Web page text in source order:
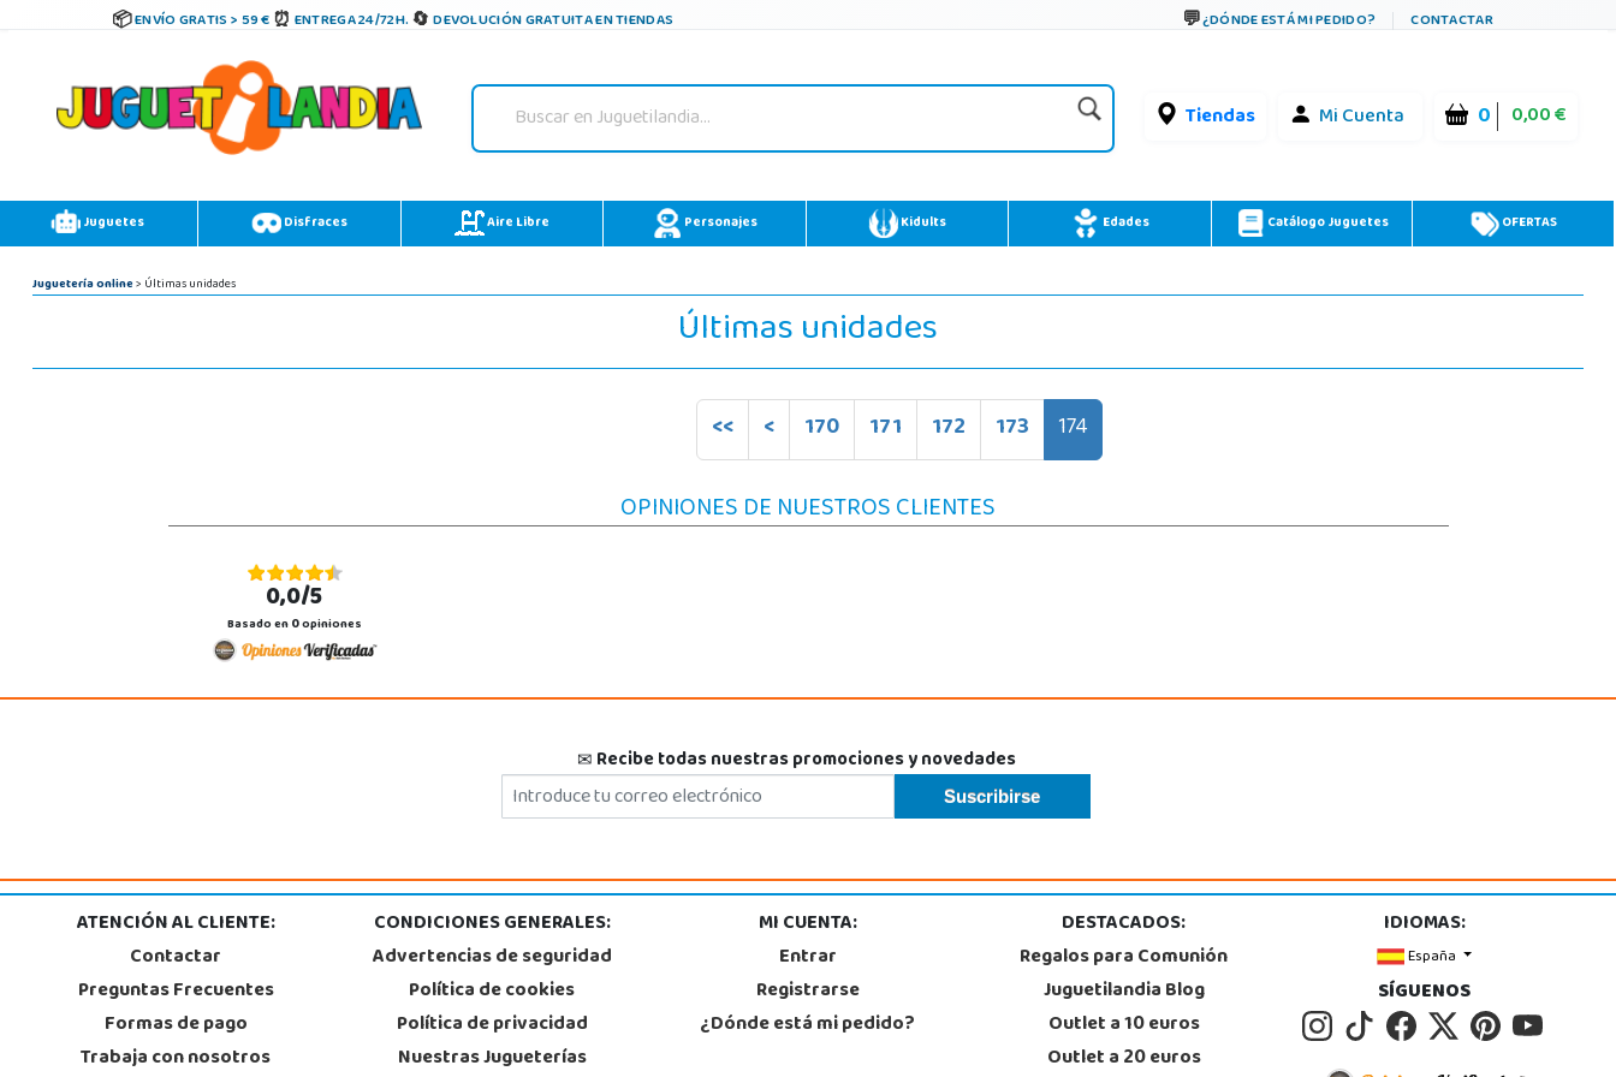
ENVÍO GRATIS > 59 € ENTREGA 24/72H. DEVOLUCIÓN GRATUITA EN TIENDAS ¿DÓNDE ESTÁ MI PEDIDO? CONTACTAR
Tiendas Mi Cuenta 0 0,00 €
Juguetes Disfraces Aire Libre Personajes Kidults Edades Catálogo Juguetes OFERTAS
Juguetería online> Últimas unidades
Últimas unidades
<< < 170 171 172 173 174
OPINIONES DE NUESTROS CLIENTES
0,0/5
Basado en0opiniones
Recibe todas nuestras promociones y novedades
ATENCIÓN AL CLIENTE:
Contactar
Preguntas Frecuentes
Formas de pago
Trabaja con nosotros
CONDICIONES GENERALES:
Advertencias de seguridad
Política de cookies
Política de privacidad
Nuestras Jugueterías
MI CUENTA:
Entrar
Registrarse
¿Dónde está mi pedido?
DESTACADOS:
Regalos para Comunión
Juguetilandia Blog
Outlet a 10 euros
Outlet a 20 euros
IDIOMAS:
España
SÍGUENOS